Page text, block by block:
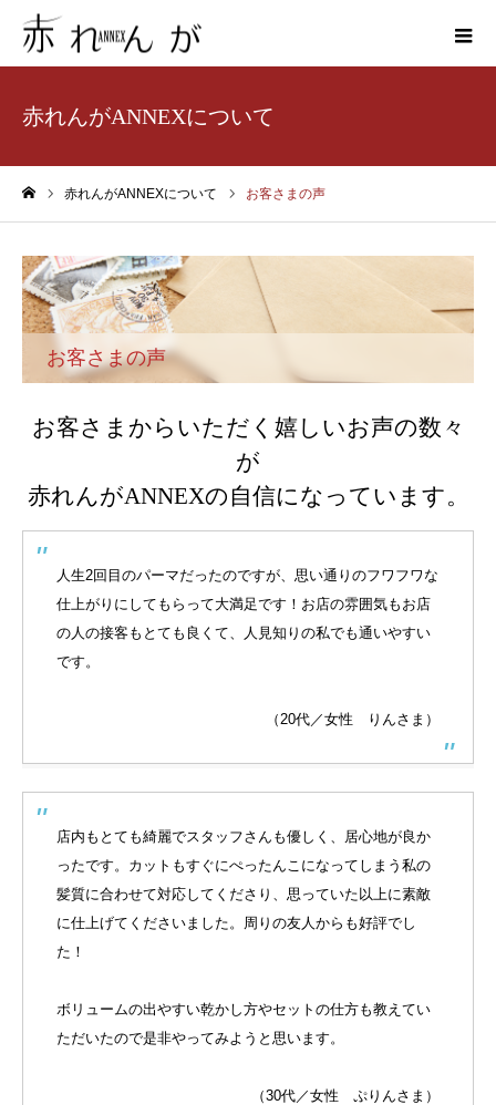
赤れんがANNEXについて
赤れんがANNEXについて お客さまの声
お客さまの声
お客さまからいただく嬉しいお声の数々
が
赤れんがANNEXの自信になっています。
人生2回目のパーマだったのですが、思い通りのフワフワな
仕上がりにしてもらって大満足です！お店の雰囲気もお店
の人の接客もとても良くて、人見知りの私でも通いやすい
です。
（20代／女性 りんさま）
店内もとても綺麗でスタッフさんも優しく、居心地が良か
ったです。カットもすぐにぺったんこになってしまう私の
髪質に合わせて対応してくださり、思っていた以上に素敵
に仕上げてくださいました。周りの友人からも好評でし
た！
ボリュームの出やすい乾かし方やセットの仕方も教えてい
ただいたので是非やってみようと思います。
（30代／女性 ぷりんさま）